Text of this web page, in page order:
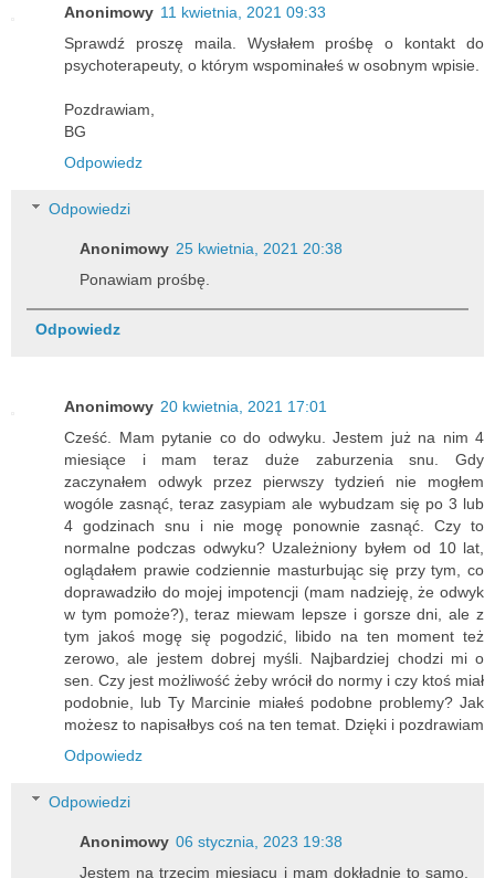
Anonimowy 11 kwietnia, 2021 09:33
Sprawdź proszę maila. Wysłałem prośbę o kontakt do
psychoterapeuty, o którym wspominałeś w osobnym wpisie.
Pozdrawiam,
BG
Odpowiedz
Odpowiedzi
Anonimowy 25 kwietnia, 2021 20:38
Ponawiam prośbę.
Odpowiedz
Anonimowy 20 kwietnia, 2021 17:01
Cześć. Mam pytanie co do odwyku. Jestem już na nim 4
miesiące i mam teraz duże zaburzenia snu. Gdy
zaczynałem odwyk przez pierwszy tydzień nie mogłem
wogóle zasnąć, teraz zasypiam ale wybudzam się po 3 lub
4 godzinach snu i nie mogę ponownie zasnąć. Czy to
normalne podczas odwyku? Uzależniony byłem od 10 lat,
oglądałem prawie codziennie masturbując się przy tym, co
doprawadziło do mojej impotencji (mam nadzieję, że odwyk
w tym pomoże?), teraz miewam lepsze i gorsze dni, ale z
tym jakoś mogę się pogodzić, libido na ten moment też
zerowo, ale jestem dobrej myśli. Najbardziej chodzi mi o
sen. Czy jest możliwość żeby wrócił do normy i czy ktoś miał
podobnie, lub Ty Marcinie miałeś podobne problemy? Jak
możesz to napisałbys coś na ten temat. Dzięki i pozdrawiam
Odpowiedz
Odpowiedzi
Anonimowy 06 stycznia, 2023 19:38
Jestem na trzecim miesiącu i mam dokładnie to samo.